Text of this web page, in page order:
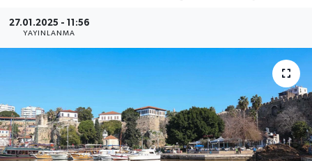
27.01.2025 - 11:56
YAYINLANMA
Gündem
Haberler
Son Dakika Haberleri